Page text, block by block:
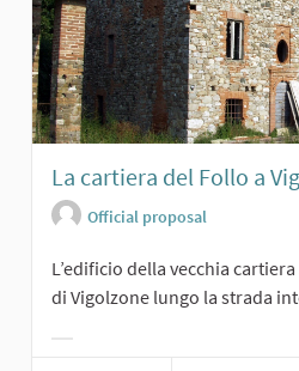
La cartiera del Follo a
Official proposal
L’edificio della vecchia
di Vigolzone lungo la strada